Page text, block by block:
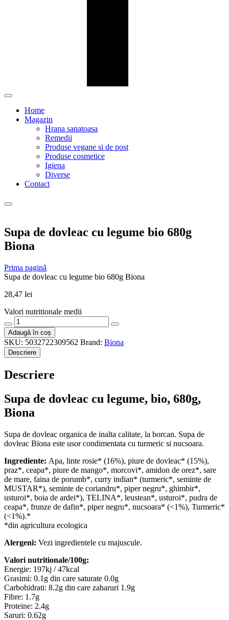
Home
Magazin
Hrana sanatoasa
Remedii
Produse vegane si de post
Produse cosmetice
Igiena
Diverse
Contact
Supa de dovleac cu legume bio 680g
Biona
Prima pagină
Supa de dovleac cu legume bio 680g Biona
28,47 lei
Valori nutritionale medii
Cantitate
Supa
de
dovleac
cu
bio
Biona
Adaugă în coș
SKU: 5032722309562 Brand: Biona
Descriere
Descriere
Supa de dovleac cu legume, bio, 680g,
Biona
Supa de dovleac organica de inalta calitate, la borcan. Supa de
dovleac Biona este usor condimentata cu turmeric si nucsoara.
Ingrediente: Apa, linte rosie* (16%), piure de dovleac* (15%),
praz*, ceapa*, piure de mango*, morcovi*, amidon de orez*, sare
de mare, faina de porumb*, curry indian* (turmeric*, seminte de
MUSTAR*), seminte de coriandru*, piper negru*, ghimbir*,
usturoi*, boia de ardei*), TELINA*, leustean*, usturoi*, pudra de
ceapa*, frunze de dafin*, piper negru*, nucsoara* (<1%), Turmeric*
(<1%).*
*din agricultura ecologica
Alergeni: Vezi ingredientele cu majuscule.
Valori nutritionale/100g:
Energie: 197kj / 47kcal
Grasimi: 0.1g din care saturate 0.0g
Carbohidrati: 8.2g din care zaharuri 1.9g
Fibre: 1.7g
Proteine: 2.4g
Saruri: 0.62g